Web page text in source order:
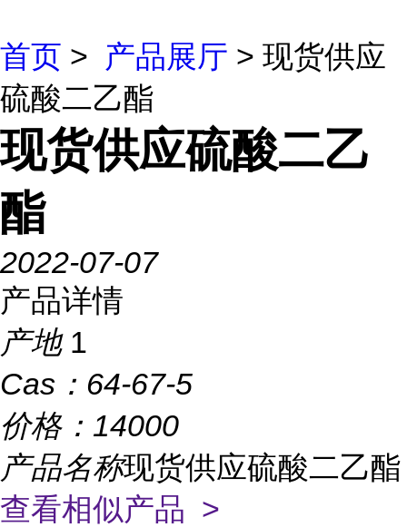
首页 > 产品展厅 > 现货供应
硫酸二乙酯
现货供应硫酸二乙
酯
2022-07-07
产品详情
产地 1
Cas： 64-67-5
价格： 14000
产品名称现货供应硫酸二乙酯
查看相似产品 >